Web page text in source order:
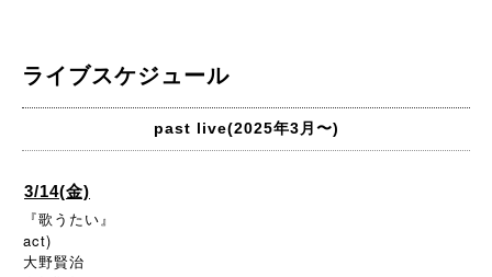
ライブスケジュール
past live(2025年3月〜)
3/14(金)
『歌うたい』
act)
大野賢治